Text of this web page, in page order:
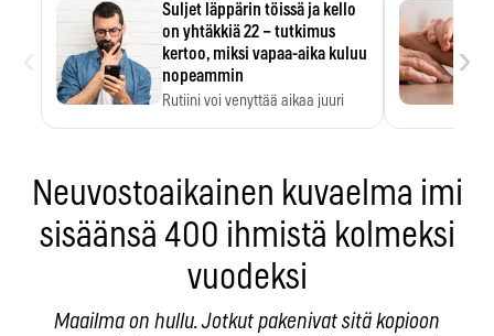
Suljet läppärin töissä ja kello
on yhtäkkiä 22 – tutkimus
kertoo, miksi vapaa-aika kuluu
nopeammin
Rutiini voi venyttää aikaa juuri
›
Neuvostoaikainen kuvaelma imi
sisäänsä 400 ihmistä kolmeksi
vuodeksi
Maailma on hullu. Jotkut pakenivat sitä kopioon